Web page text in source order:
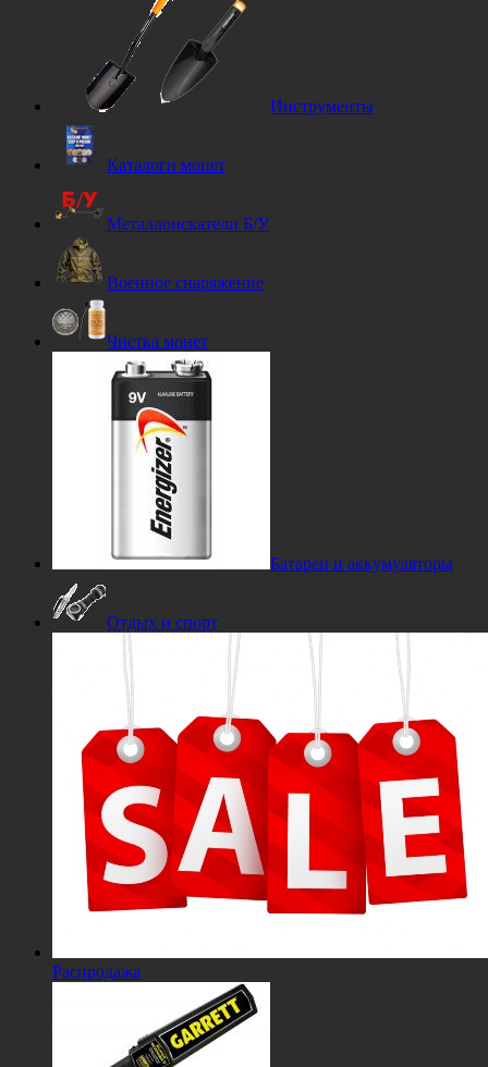
Инструменты
Каталоги монет
Металлоискатели Б/У
Военное снаряжение
Чистка монет
Батареи и аккумуляторы
Отдых и спорт
Распродажа